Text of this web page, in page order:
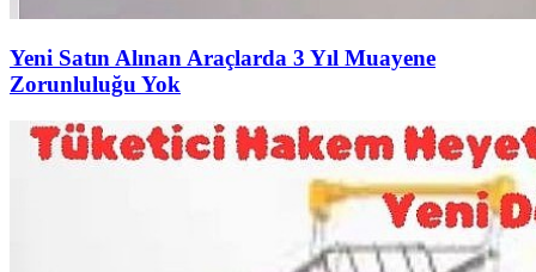
Yeni Satın Alınan Araçlarda 3 Yıl Muayene
Zorunluluğu Yok